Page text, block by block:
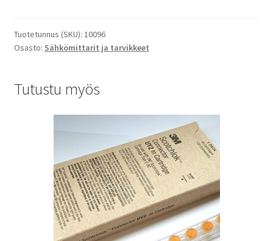
Tuotetunnus (SKU): 10096
Osasto: Sähkömittarit ja tarvikkeet
Tutustu myös